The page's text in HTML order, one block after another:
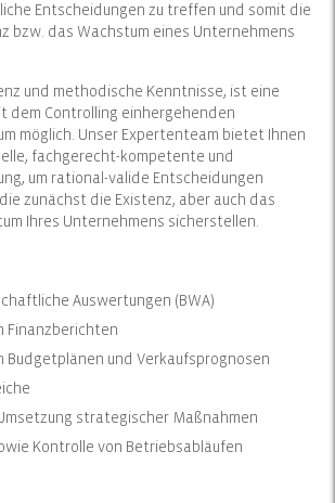
Entscheidungen zu treffen und somit die
bzw. das Wachstum eines Unternehmens
und methodische Kenntnisse, ist eine
dem Controlling einhergehenden
möglich. Unser Expertenteam bietet Ihnen
fachgerecht-kompetente und
um rational-valide Entscheidungen
zunächst die Existenz, aber auch das
Ihres Unternehmens sicherstellen.
Auswertungen (BWA)
Finanzberichten
Budgetplänen und Verkaufsprognosen
strategischer Maßnahmen
Kontrolle von Betriebsabläufen